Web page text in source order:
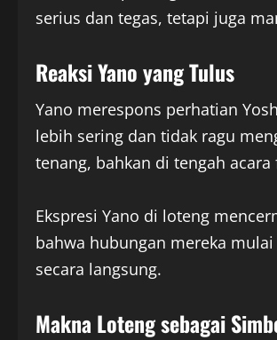
serius dan tegas, tetapi juga
Reaksi Yano yang Tulus
Yano merespons perhatian
lebih sering dan tidak ragu
tenang, bahkan di tengah
Ekspresi Yano di loteng
bahwa hubungan mereka
secara langsung.
Makna Loteng sebagai